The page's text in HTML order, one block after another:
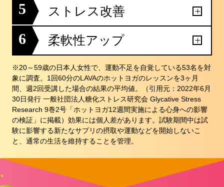
5 ストレス改善
6 柔軟性アップ
※20～59歳の日本人女性で、運動不足を自覚している53名を対
象に調査。1回60分のLAVAのホットヨガのレッスンを3ヶ月
間、週2回受講した場合の結果の平均値。（引用元：2022年6月
30日発行 一般社団法人糖化ストレス研究会 Glycative Stress
Research 9巻2号「ホットヨガ12週間実施による心身への影響
の検証」に掲載）効果には個人差があります。試験期間中は試
験に影響する新たなサプリの摂取や運動などを開始しないこ
と、通常の生活を維持することを管理。